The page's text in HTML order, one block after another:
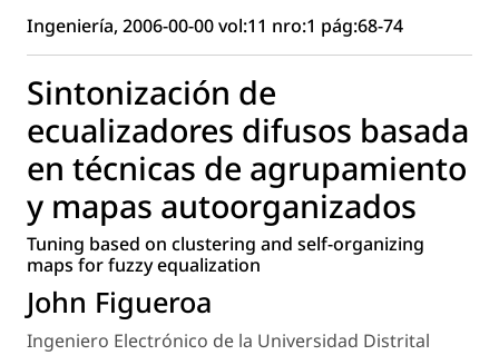
Ingeniería, 2006-00-00 vol:11 nro:1 pág:68-74
Sintonización de
ecualizadores difusos basada
en técnicas de agrupamiento
y mapas autoorganizados
Tuning based on clustering and self-organizing
maps for fuzzy equalization
John Figueroa
Ingeniero Electrónico de la Universidad Distrital